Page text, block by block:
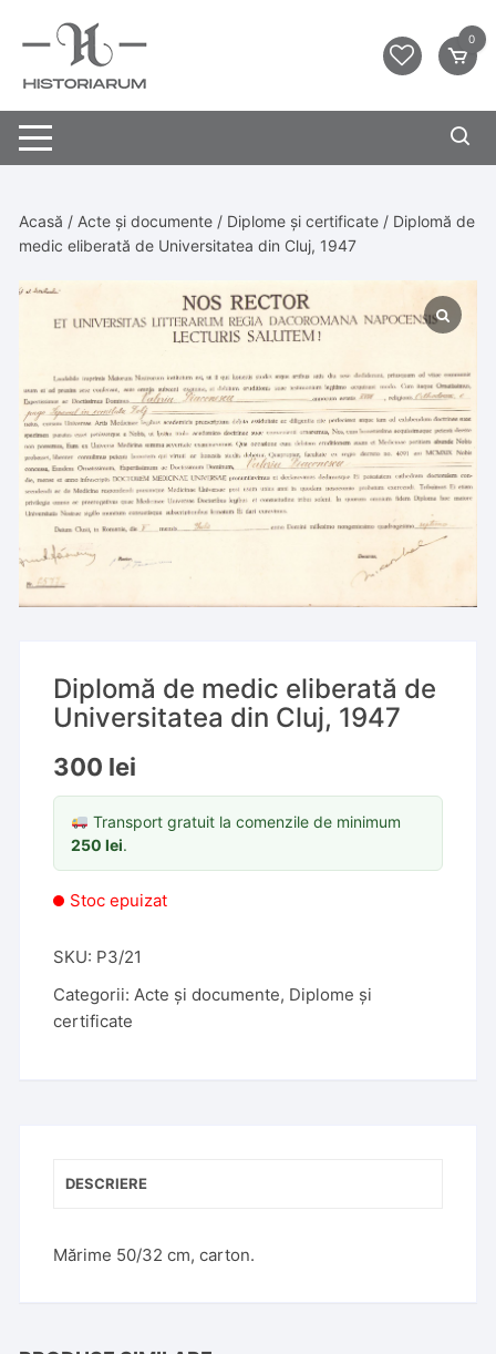
0
Acasă / Acte și documente / Diplome și certificate / Diplomă de
medic eliberată de Universitatea din Cluj, 1947
Diplomă de medic eliberată de
Universitatea din Cluj, 1947
300 lei
Transport gratuit la comenzile de minimum
250lei.
Stoc epuizat
SKU: P3/21
Categorii:Acte și documente, Diplome și
certificate
DESCRIERE
Mărime 50/32 cm, carton.